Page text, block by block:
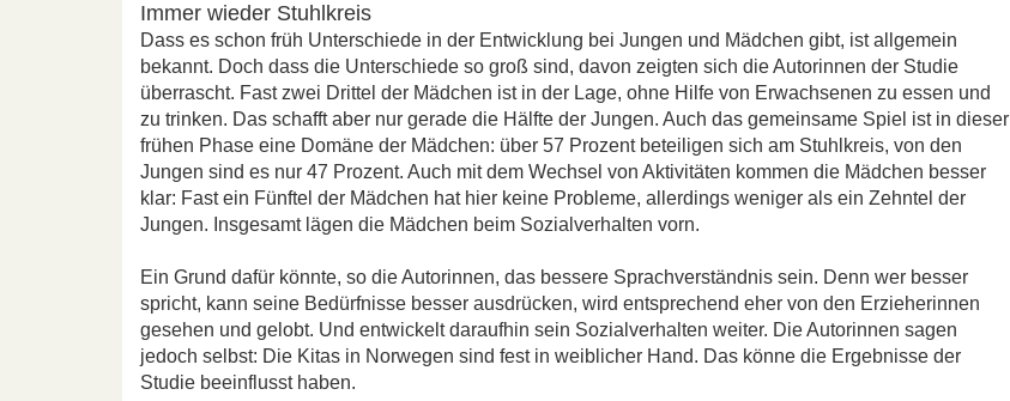
Immer wieder Stuhlkreis
Dass es schon früh Unterschiede in der Entwicklung bei Jungen und Mädchen gibt, ist allgemein
bekannt. Doch dass die Unterschiede so groß sind, davon zeigten sich die Autorinnen der Studie
überrascht. Fast zwei Drittel der Mädchen ist in der Lage, ohne Hilfe von Erwachsenen zu essen und
zu trinken. Das schafft aber nur gerade die Hälfte der Jungen. Auch das gemeinsame Spiel ist in dieser
frühen Phase eine Domäne der Mädchen: über 57 Prozent beteiligen sich am Stuhlkreis, von den
Jungen sind es nur 47 Prozent. Auch mit dem Wechsel von Aktivitäten kommen die Mädchen besser
klar: Fast ein Fünftel der Mädchen hat hier keine Probleme, allerdings weniger als ein Zehntel der
Jungen. Insgesamt lägen die Mädchen beim Sozialverhalten vorn.
Ein Grund dafür könnte, so die Autorinnen, das bessere Sprachverständnis sein. Denn wer besser
spricht, kann seine Bedürfnisse besser ausdrücken, wird entsprechend eher von den Erzieherinnen
gesehen und gelobt. Und entwickelt daraufhin sein Sozialverhalten weiter. Die Autorinnen sagen
jedoch selbst: Die Kitas in Norwegen sind fest in weiblicher Hand. Das könne die Ergebnisse der
Studie beeinflusst haben.